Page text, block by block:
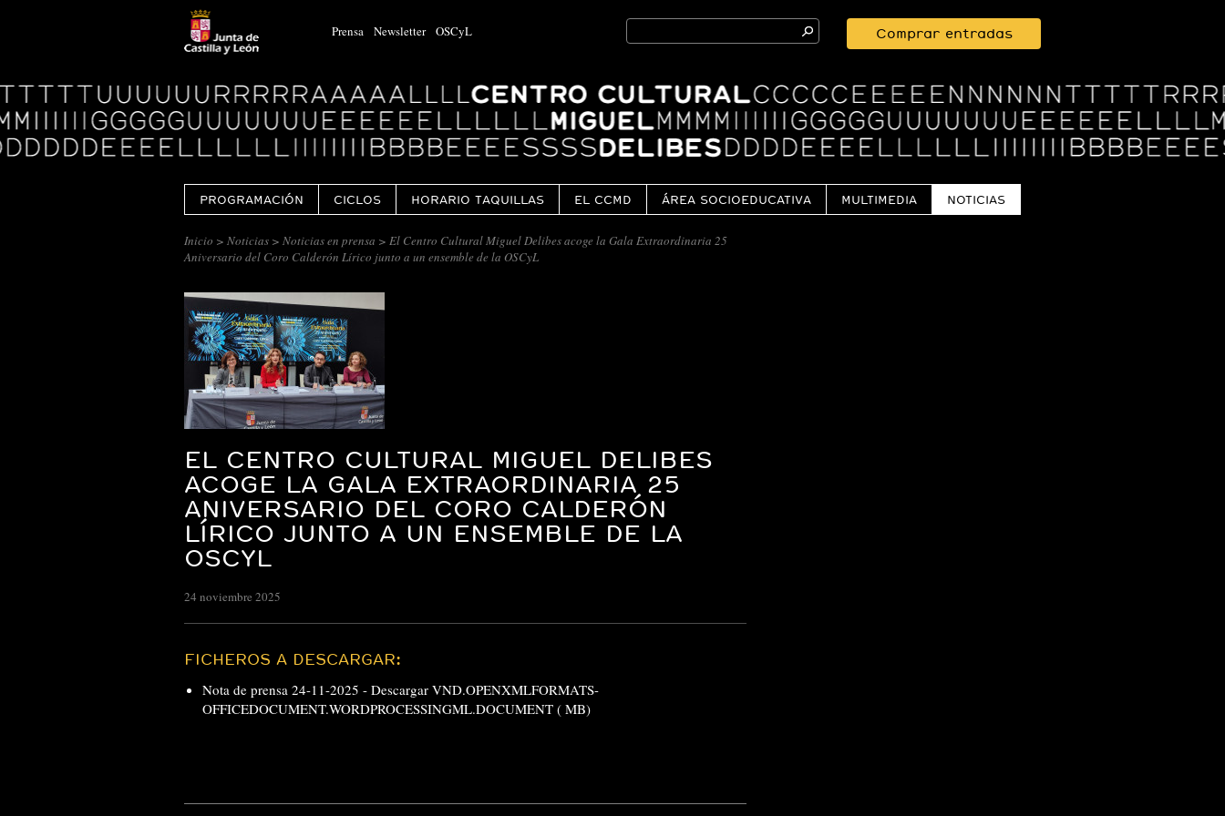
Prensa Newsletter OSCyL
Search
for:
Comprar entradas
Logo
Centro
Cultural
Miguel
Delibes
PROGRAMACIÓN CICLOS HORARIO TAQUILLAS EL CCMD ÁREA SOCIOEDUCATIVA MULTIMEDIA NOTICIAS
Inicio > Noticias > Noticias en prensa > El Centro Cultural Miguel Delibes acoge la Gala Extraordinaria 25
Aniversario del Coro Calderón Lírico junto a un ensemble de la OSCyL
EL CENTRO CULTURAL MIGUEL DELIBES
ACOGE LA GALA EXTRAORDINARIA 25
ANIVERSARIO DEL CORO CALDERÓN
LÍRICO JUNTO A UN ENSEMBLE DE LA
OSCYL
24 noviembre 2025
FICHEROS A DESCARGAR:
Nota de prensa 24-11-2025 - Descargar VND.OPENXMLFORMATS-
OFFICEDOCUMENT.WORDPROCESSINGML.DOCUMENT ( MB)